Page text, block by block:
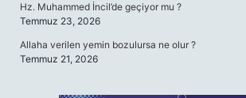
Hz. Muhammed İncil’de geçiyor mu ?
Temmuz 23, 2026
Allaha verilen yemin bozulursa ne olur ?
Temmuz 21, 2026